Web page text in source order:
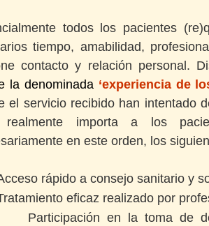
todos los pacientes
tiempo, amabilidad,
contacto y relación personal.
la denominada ‘experiencia de
el servicio recibido han intentado
realmente importa a los
en este orden, los
rápido a consejo sanitario y
eficaz realizado por
Participación en la toma de